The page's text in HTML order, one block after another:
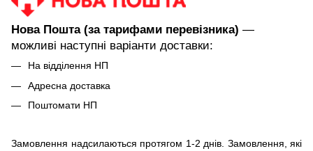
Нова Пошта (за тарифами перевізника) —
можливі наступні варіанти доставки:
На відділення НП
Адресна доставка
Поштомати НП
Замовлення надсилаються протягом 1-2 днів. Замовлення, які